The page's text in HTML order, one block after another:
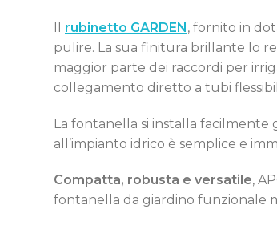
Il rubinetto GARDEN, fornito in
pulire. La sua finitura brillante lo
maggior parte dei raccordi per
collegamento diretto a tubi
La fontanella si installa facilmente
all’impianto idrico è semplice e
Compatta, robusta e versatile,
fontanella da giardino funzionale